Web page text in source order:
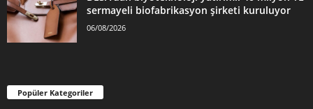
sermayeli biofabrikasyon şirketi kuruluyor
06/08/2026
Popüler Kategoriler